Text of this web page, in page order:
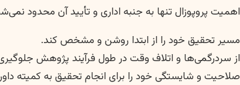
اهمیت پروپوزال تنها به جنبه اداری و تأیید آن محدود
مسیر تحقیق خود را از ابتدا روشن و مشخص کند.
از سردرگمی‌ها و اتلاف وقت در طول فرآیند پژوهش
صلاحیت و شایستگی خود را برای انجام تحقیق به کمیته